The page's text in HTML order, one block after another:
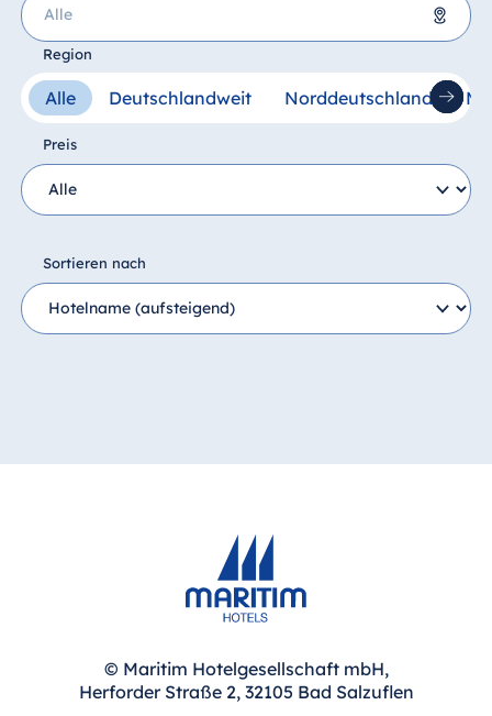
Hotel Ingolstadt
Hotel Bellevue
Kiel
Hotel Köln
Hotel
Königswinter
Hotel Magdeburg
Hotel Stuttgart
Seehotel
Timmendorfer
Travemünde
Ägypten
Deutschland
Hotel Bremen
Hotel Frankfurt
Hotel Königswinter
Region
Alle Deutschlandweit Norddeutschland
Preis
Sortieren nach
© Maritim Hotelgesellschaft mbH,
Herforder Straße 2, 32105 Bad Salzuflen